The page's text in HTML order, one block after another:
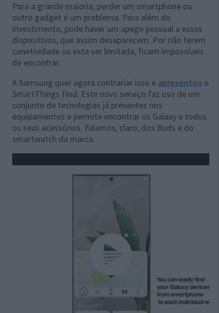
Para a grande maioria, perder um smartphone ou
outro gadget é um problema. Para além do
investimento, pode haver um apego pessoal a esses
dispositivos, que assim desaparecem. Por não terem
conetividade ou esta ser limitada, ficam impossíveis
de encontrar.
A Samsung quer agora contrariar isso e apresentou o
SmartThings Find. Este novo serviço faz uso de um
conjunto de tecnologias já presentes nos
equipamentos e permite encontrar os Galaxy e todos
os seus acessórios. Falamos, claro, dos Buds e do
smartwatch da marca.